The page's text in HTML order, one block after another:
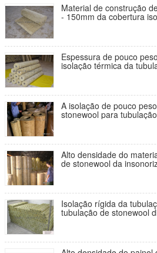
Material de construção
- 150mm da cobertura
Espessura de pouco
isolação térmica da
A isolação de pouco
stonewool para
Alto densidade do
de stonewool da
Isolação rígida da
tubulação de stonewool